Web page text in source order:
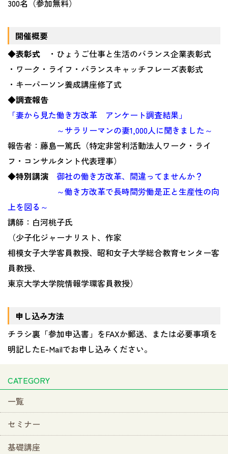
300名（参加無料）
開催概要
◆表彰式 ・ひょうご仕事と生活のバランス企業表彰式
・ワーク・ライフ・バランスキャッチフレーズ表彰式
・キーパーソン養成講座修了式
◆調査報告
「妻から見た働き方改革 アンケート調査結果」
～サラリーマンの妻1,000人に聞きました～
報告者：藤島一篤氏（特定非営利活動法人ワーク・ライ
フ・コンサルタント代表理事）
◆特別講演
御社の働き方改革、間違ってませんか？
～働き方改革で長時間労働是正と生産性の向
上を図る～
講師：白河桃子氏
（少子化ジャーナリスト、作家
相模女子大学客員教授、昭和女子大学総合教育センター客
員教授、
東京大学大学院情報学環客員教授）
申し込み方法
チラシ裏「参加申込書」をFAXか郵送、または必要事項を
明記したE-Mailでお申し込みください。
CATEGORY
一覧
セミナー
基礎講座